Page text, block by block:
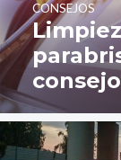
CONSEJOS